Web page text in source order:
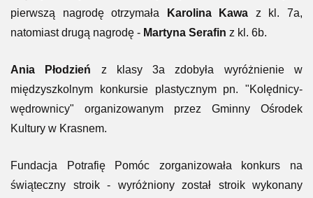
pierwszą nagrodę otrzymała
Karolina Kawa z kl. 7a,
natomiast drugą nagrodę - Martyna Serafin z kl. 6b.
Ania Płodzień z klasy 3a zdobyła wyróżnienie w
międzyszkolnym konkursie plastycznym pn. "Kolędnicy-
wędrownicy" organizowanym przez Gminny Ośrodek
Kultury w Krasnem.
Fundacja Potrafię Pomóc zorganizowała konkurs na
świąteczny stroik - wyróżniony został stroik wykonany